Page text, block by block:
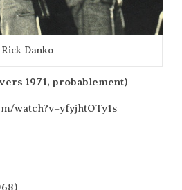
Rick Dan­ko
1971, probablement)
watch?v=yfyjhtOTy1s